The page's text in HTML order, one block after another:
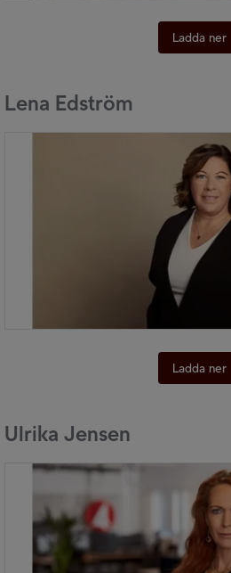
Ladda ner
Lena Edström
Ladda ner
Ulrika Jensen